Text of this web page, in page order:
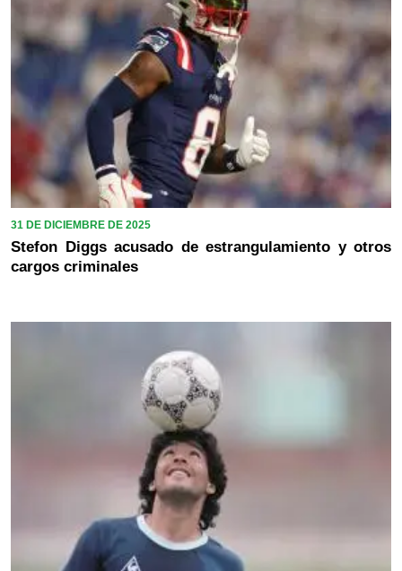
31 DE DICIEMBRE DE 2025
Stefon Diggs acusado de estrangulamiento y otros
cargos criminales